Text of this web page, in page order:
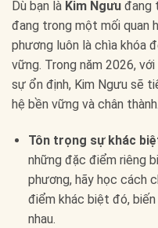
Dù bạn là Kim Ngưu đang
đang trong một mối quan
phương luôn là chìa khóa
vững. Trong năm 2026,
sự ổn định, Kim Ngưu sẽ
hệ bền vững và chân thành.
Tôn trọng sự khác
những đặc điểm riêng
phương, hãy học cách
điểm khác biệt đó,
nhau.